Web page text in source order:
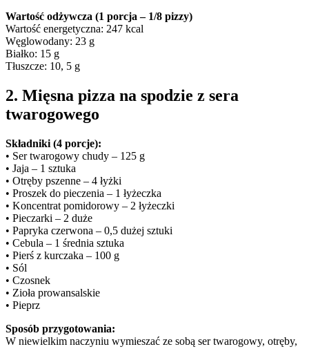
Wartość odżywcza (1 porcja – 1/8 pizzy)
Wartość energetyczna: 247 kcal
Węglowodany: 23 g
Białko: 15 g
Tłuszcze: 10, 5 g
2. Mięsna pizza na spodzie z sera
twarogowego
Składniki (4 porcje):
• Ser twarogowy chudy – 125 g
• Jaja – 1 sztuka
• Otręby pszenne – 4 łyżki
• Proszek do pieczenia – 1 łyżeczka
• Koncentrat pomidorowy – 2 łyżeczki
• Pieczarki – 2 duże
• Papryka czerwona – 0,5 dużej sztuki
• Cebula – 1 średnia sztuka
• Pierś z kurczaka – 100 g
• Sól
• Czosnek
• Zioła prowansalskie
• Pieprz
Sposób przygotowania:
W niewielkim naczyniu wymieszać ze sobą ser twarogowy, otręby,